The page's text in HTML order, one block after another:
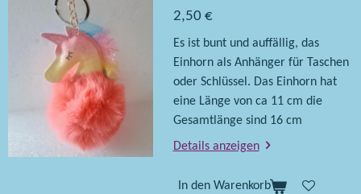
2,50 €
Es ist bunt und auffällig, das
Einhorn als Anhänger für Taschen
oder Schlüssel. Das Einhorn hat
eine Länge von ca 11 cm die
Gesamtlänge sind 16 cm
Details anzeigen
In den Warenkorb